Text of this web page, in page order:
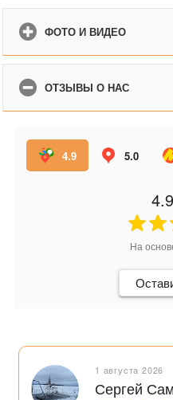
ФОТО И ВИДЕО
ОТЗЫВЫ О НАС
4.9 5.0
4.9
На
1 августа 2026
Сергей